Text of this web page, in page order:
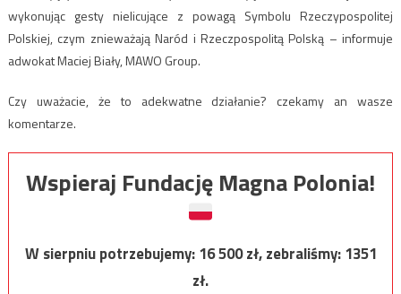
wykonując gesty nielicujące z powagą Symbolu Rzeczypospolitej
Polskiej, czym znieważają Naród i Rzeczpospolitą Polską – informuje
adwokat Maciej Biały, MAWO Group.
Czy uważacie, że to adekwatne działanie? czekamy an wasze
komentarze.
Wspieraj Fundację Magna Polonia!
W sierpniu potrzebujemy:16 500zł, zebraliśmy:1351
zł.